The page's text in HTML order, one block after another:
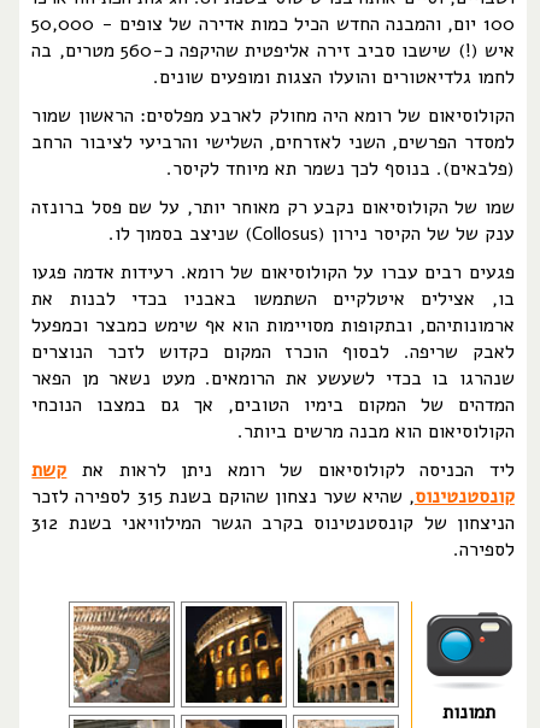
100 יום, והמבנה החדש הכיל כמות אדירה של צופים - 50,000
איש (!) שישבו סביב זירה אליפטית שהיקפה כ-560 מטרים, בה
לחמו גלדיאטורים והועלו הצגות ומופעים שונים.
הקולוסיאום של רומא היה מחולק לארבע מפלסים: הראשון שמור
למסדר הפרשים, השני לאזרחים, השלישי והרביעי לציבור הרחב
(פלבאים). בנוסף לכך נשמר תא מיוחד לקיסר.
שמו של הקולוסיאום נקבע רק מאוחר יותר, על שם פסל ברונזה
ענק של של הקיסר נירון (Collosus) שניצב בסמוך לו.
פגעים רבים עברו על הקולוסיאום של רומא. רעידות אדמה פגעו
בו, אצילים איטלקיים השתמשו באבניו בכדי לבנות את
ארמונותיהם, ובתקופות מסויימות הוא אף שימש כמבצר וכמפעל
לאבק שריפה. לבסוף הוכרז המקום כקדוש לזכר הנוצרים
שנהרגו בו בכדי לשעשע את הרומאים. מעט נשאר מן הפאר
המדהים של המקום בימיו הטובים, אך גם במצבו הנוכחי
הקולוסיאום הוא מבנה מרשים ביותר.
ליד הכניסה לקולוסיאום של רומא ניתן לראות את קשת
קונסטנטינוס
, שהיא שער נצחון שהוקם בשנת 315 לספירה לזכר
הניצחון של קונסטנטינוס בקרב הגשר המילוויאני בשנת 312
לספירה.
תמונות